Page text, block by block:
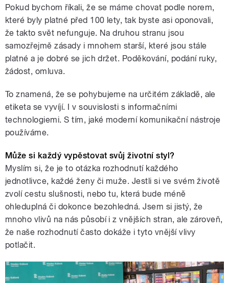
Pokud bychom říkali, že se máme chovat podle norem,
které byly platné před 100 lety, tak byste asi oponovali,
že takto svět nefunguje. Na druhou stranu jsou
samozřejmě zásady i mnohem starší, které jsou stále
platné a je dobré se jich držet. Poděkování, podání ruky,
žádost, omluva.
To znamená, že se pohybujeme na určitém základě, ale
etiketa se vyvíjí. I v souvislosti s informačními
technologiemi. S tím, jaké moderní komunikační nástroje
používáme.
Může si každý vypěstovat svůj životní styl?
Myslím si, že je to otázka rozhodnutí každého
jednotlivce, každé ženy či muže. Jestli si ve svém životě
zvolí cestu slušnosti, nebo tu, která bude méně
ohleduplná či dokonce bezohledná. Jsem si jistý, že
mnoho vlivů na nás působí i z vnějších stran, ale zároveň,
že naše rozhodnutí často dokáže i tyto vnější vlivy
potlačit.